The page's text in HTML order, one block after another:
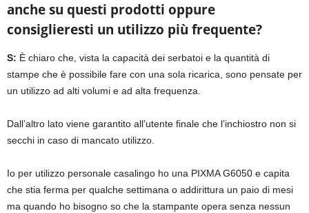
anche su questi prodotti oppure
consiglieresti un utilizzo più frequente?
S: È chiaro che, vista la capacità dei serbatoi e la quantità di
stampe che è possibile fare con una sola ricarica, sono pensate per
un utilizzo ad alti volumi e ad alta frequenza.
Dall’altro lato viene garantito all’utente finale che l’inchiostro non si
secchi in caso di mancato utilizzo.
Io per utilizzo personale casalingo ho una PIXMA G6050 e capita
che stia ferma per qualche settimana o addirittura un paio di mesi
ma quando ho bisogno so che la stampante opera senza nessun